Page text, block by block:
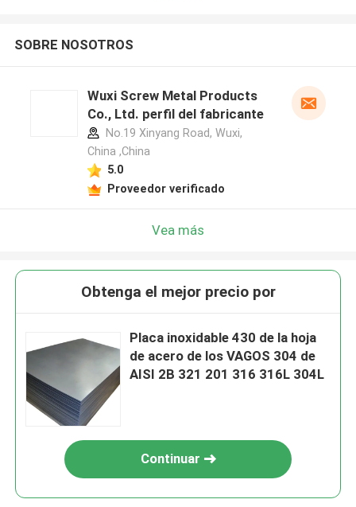
SOBRE NOSOTROS
Wuxi Screw Metal Products
Co., Ltd. perfil del fabricante
No.19 Xinyang Road, Wuxi,
China ,China
5.0
Proveedor verificado
Vea más
Obtenga el mejor precio por
Placa inoxidable 430 de la hoja
de acero de los VAGOS 304 de
AISI 2B 321 201 316 316L 304L
Continuar